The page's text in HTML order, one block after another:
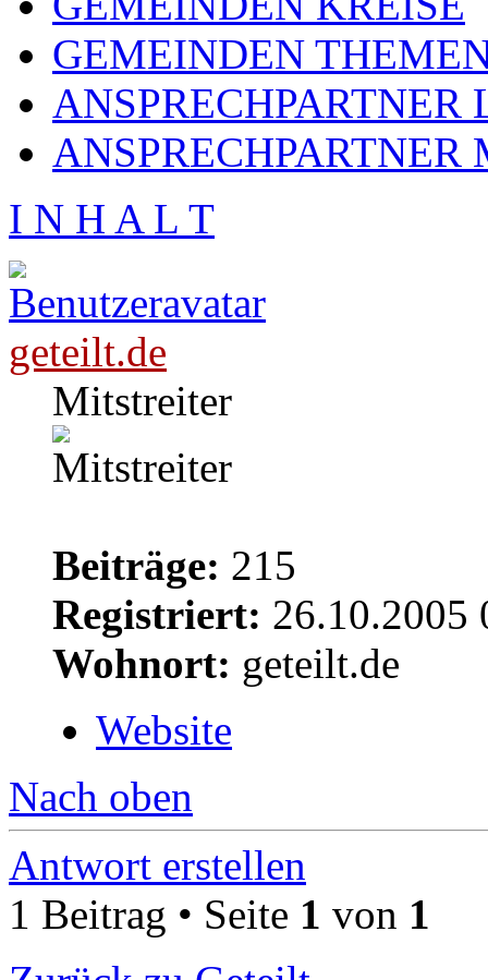
GEMEINDEN
ANSPRECHPARTNER
ANSPRECHPARTNER
I N H A L T
geteilt.de
Mitstreiter
Beiträge: 215
Registriert: 26.10.2005
Wohnort: geteilt.de
Website
Nach oben
Antwort erstellen
1 Beitrag • Seite 1 von 1